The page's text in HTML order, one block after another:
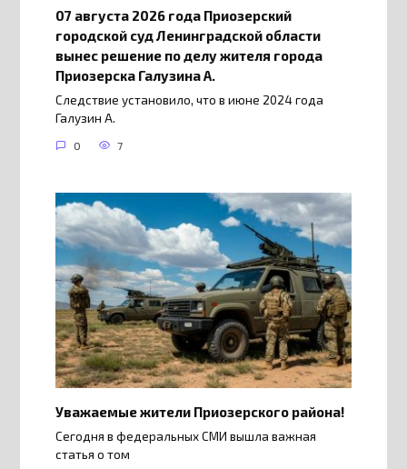
07 августа 2026 года Приозерский
городской суд Ленинградской области
вынес решение по делу жителя города
Приозерска Галузина А.
Следствие установило, что в июне 2024 года
Галузин А.
0 7
Уважаемые жители Приозерского района!
Сегодня в федеральных СМИ вышла важная
статья о том